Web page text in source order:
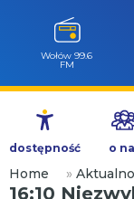
Przejdź
treści
Wołów 99.6
FM
dostępność o
Home »
16:10